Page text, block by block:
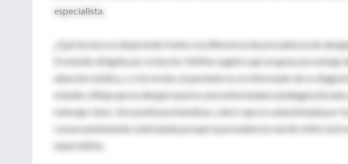
especialista.
¿Qué lectura se desprende frente a la diferencia de prevalencia de
El estudio dirigido por el doctor Neffen sugiere que un gran porcentaje
atención médica, o si la recibe, el paciente no es informado de su
estudio refleja que la alergia nasal es una enfermedad subdiagnosticada
mensaje clave. Uno podría profundizar y decir que es subestimada por
consecuentemente subtratada porque la prevalencia real de rinitis está
especialista.